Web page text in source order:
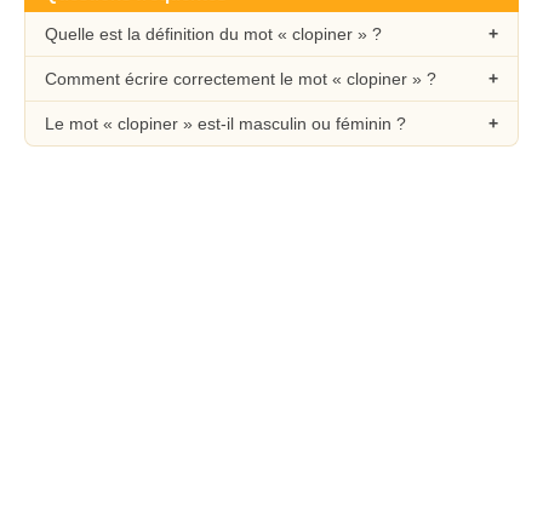
Quelle est la définition du mot « clopiner » ?
Comment écrire correctement le mot « clopiner » ?
Le mot « clopiner » est-il masculin ou féminin ?